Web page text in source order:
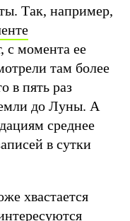
Так, например,
с момента ее
там более
в пять раз
до Луны. А
среднее
в сутки
хвастается